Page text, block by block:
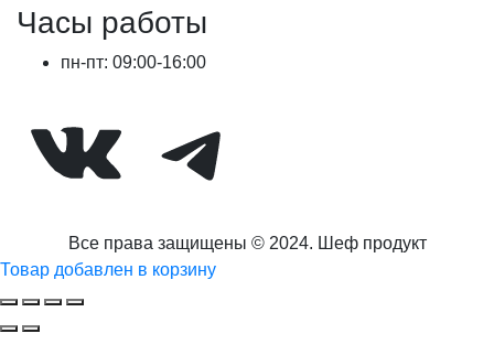
Часы работы
пн-пт: 09:00-16:00
ВКонтактеTelegram
Все права защищены © 2024. Шеф продукт
Товар добавлен в корзину